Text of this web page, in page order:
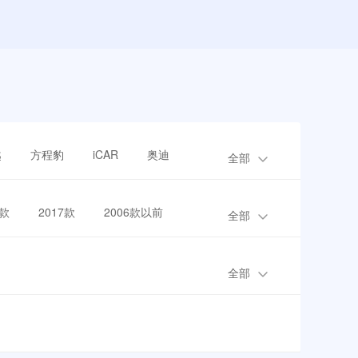
方程豹 iCAR 奥迪 全部
2017款 2006款以前 全部
全部